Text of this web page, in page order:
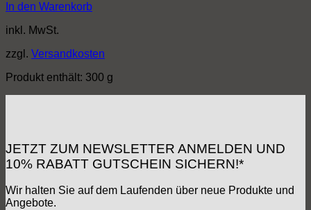
In den Warenkorb
inkl. MwSt.
zzgl. Versandkosten
Produkt enthält: 300 g
JETZT ZUM NEWSLETTER ANMELDEN UND
10% RABATT GUTSCHEIN SICHERN!*
Wir halten Sie auf dem Laufenden über neue Produkte und
Angebote.